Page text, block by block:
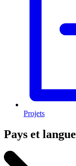
Projets
Pays et langue